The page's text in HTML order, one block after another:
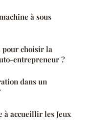
à sous
pour choisir la
entrepreneur ?
dans un
à accueillir les Jeux